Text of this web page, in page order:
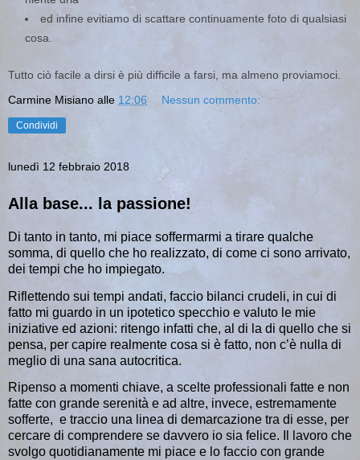
ed infine evitiamo di scattare continuamente foto di qualsiasi
cosa.
Tutto ciò facile a dirsi è più difficile a farsi, ma almeno proviamoci.
Carmine Misiano alle 12:06 Nessun commento:
Condividi
lunedì 12 febbraio 2018
Alla base... la passione!
Di tanto in tanto, mi piace soffermarmi a tirare qualche
somma, di quello che ho realizzato, di come ci sono arrivato,
dei tempi che ho impiegato.
Riflettendo sui tempi andati, faccio bilanci crudeli, in cui di
fatto mi guardo in un ipotetico specchio e valuto le mie
iniziative ed azioni: ritengo infatti che, al di la di quello che si
pensa, per capire realmente cosa si è fatto, non c’è nulla di
meglio di una sana autocritica.
Ripenso a momenti chiave, a scelte professionali fatte e non
fatte con grande serenità e ad altre, invece, estremamente
sofferte, e traccio una linea di demarcazione tra di esse, per
cercare di comprendere se davvero io sia felice.
Il lavoro che
svolgo quotidianamente mi piace e lo faccio con grande